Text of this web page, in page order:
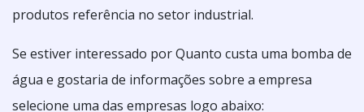
produtos referência no setor industrial.
Se estiver interessado por Quanto custa uma bomba de
água e gostaria de informações sobre a empresa
selecione uma das empresas logo abaixo: